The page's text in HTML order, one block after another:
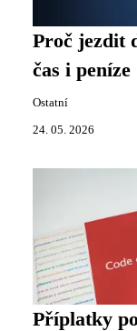
Proč jezdit
čas i peníze
Ostatní
24. 05. 2026
Příplatky